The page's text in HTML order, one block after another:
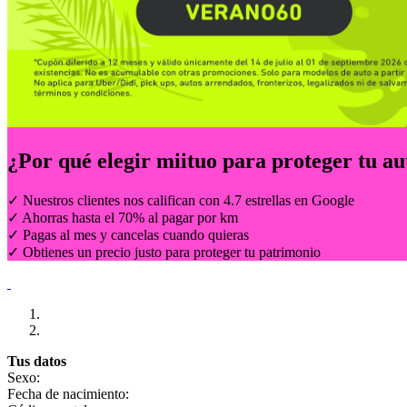
¿Por qué elegir miituo para proteger tu
✓ Nuestros clientes nos califican con 4.7 estrellas en Google
✓ Ahorras hasta el 70% al pagar por km
✓ Pagas al mes y cancelas cuando quieras
✓ Obtienes un precio justo para proteger tu patrimonio
Tus datos
Sexo:
Fecha de nacimiento: